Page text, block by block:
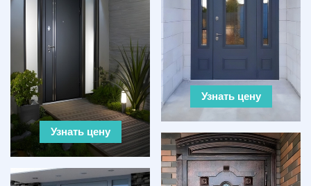
Узнать цену
Узнать цену